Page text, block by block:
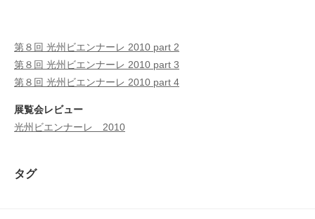
第８回 光州ビエンナーレ 2010 part 2
第８回 光州ビエンナーレ 2010 part 3
第８回 光州ビエンナーレ 2010 part 4
展覧会レビュー
光州ビエンナーレ 2010
タグ